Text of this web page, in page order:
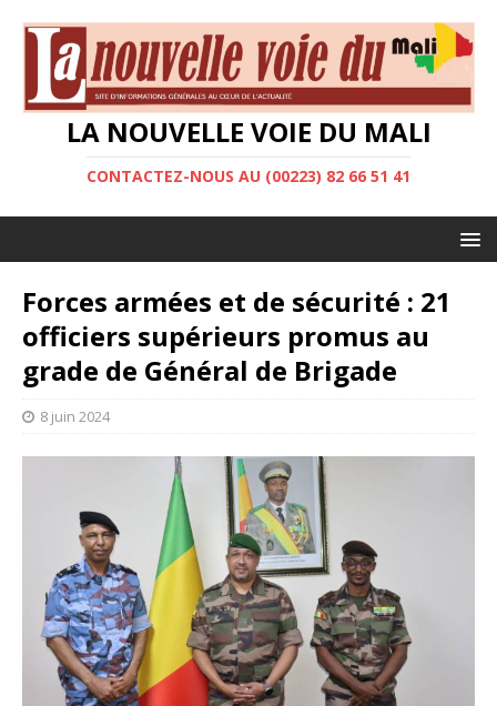
LA NOUVELLE VOIE DU MALI
CONTACTEZ-NOUS AU (00223) 82 66 51 41
Forces armées et de sécurité : 21
officiers supérieurs promus au
grade de Général de Brigade
8 juin 2024